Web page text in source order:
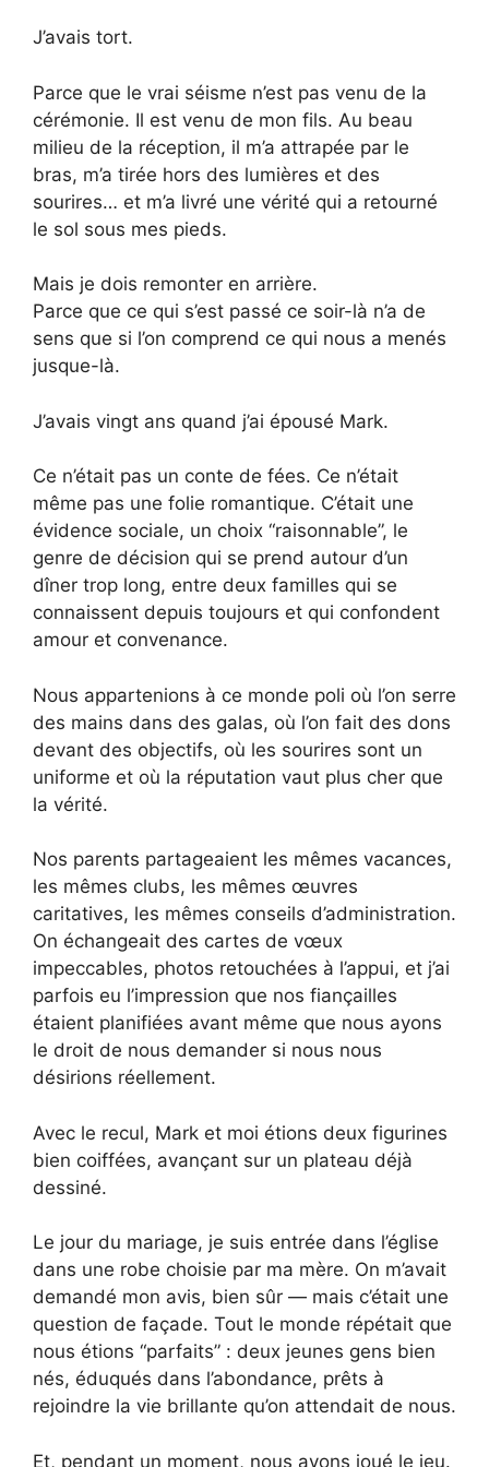
J’avais tort.
Parce que le vrai séisme n’est pas venu de la
cérémonie. Il est venu de mon fils. Au beau
milieu de la réception, il m’a attrapée par le
bras, m’a tirée hors des lumières et des
sourires… et m’a livré une vérité qui a retourné
le sol sous mes pieds.
Mais je dois remonter en arrière.
Parce que ce qui s’est passé ce soir-là n’a de
sens que si l’on comprend ce qui nous a menés
jusque-là.
J’avais vingt ans quand j’ai épousé Mark.
Ce n’était pas un conte de fées. Ce n’était
même pas une folie romantique. C’était une
évidence sociale, un choix “raisonnable”, le
genre de décision qui se prend autour d’un
dîner trop long, entre deux familles qui se
connaissent depuis toujours et qui confondent
amour et convenance.
Nous appartenions à ce monde poli où l’on serre
des mains dans des galas, où l’on fait des dons
devant des objectifs, où les sourires sont un
uniforme et où la réputation vaut plus cher que
la vérité.
Nos parents partageaient les mêmes vacances,
les mêmes clubs, les mêmes œuvres
caritatives, les mêmes conseils d’administration.
On échangeait des cartes de vœux
impeccables, photos retouchées à l’appui, et j’ai
parfois eu l’impression que nos fiançailles
étaient planifiées avant même que nous ayons
le droit de nous demander si nous nous
désirions réellement.
Avec le recul, Mark et moi étions deux figurines
bien coiffées, avançant sur un plateau déjà
dessiné.
Le jour du mariage, je suis entrée dans l’église
dans une robe choisie par ma mère. On m’avait
demandé mon avis, bien sûr — mais c’était une
question de façade. Tout le monde répétait que
nous étions “parfaits” : deux jeunes gens bien
nés, éduqués dans l’abondance, prêts à
rejoindre la vie brillante qu’on attendait de nous.
Et, pendant un moment, nous avons joué le jeu.